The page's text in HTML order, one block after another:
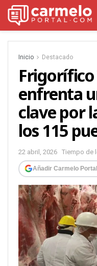
Inicio Destacado
enfrenta
clave por
los 115
22 abril, 2026 Tiempo de
Añadir Carmelo